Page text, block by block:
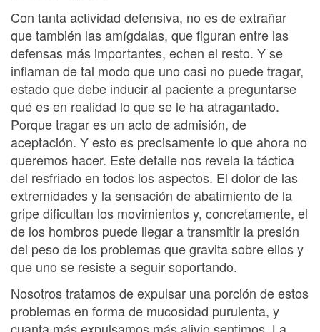
Con tanta actividad defensiva, no es de extrañar
que también las amígdalas, que figuran entre las
defensas más importantes, echen el resto. Y se
inflaman de tal modo que uno casi no puede tragar,
estado que debe inducir al paciente a preguntarse
qué es en realidad lo que se le ha atragantado.
Porque tragar es un acto de admisión, de
aceptación. Y esto es precisamente lo que ahora no
queremos hacer. Este detalle nos revela la táctica
del resfriado en todos los aspectos. El dolor de las
extremidades y la sensación de abatimiento de la
gripe dificultan los movimientos y, concretamente, el
de los hombros puede llegar a transmitir la presión
del peso de los problemas que gravita sobre ellos y
que uno se resiste a seguir soportando.
Nosotros tratamos de expulsar una porción de estos
problemas en forma de mucosidad purulenta, y